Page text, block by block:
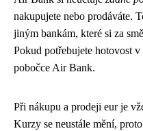
nakupujete nebo prodáváte.
jiným bankám, které si za
Pokud potřebujete hotovost
pobočce Air Bank.
Při nákupu a prodeji eur je
Kurzy se neustále mění,